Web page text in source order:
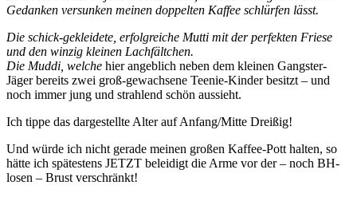
Gedanken versunken meinen doppelten Kaffee schlürfen lässt.
Die schick-gekleidete, erfolgreiche Mutti mit der perfekten Friese
und den winzig kleinen Lachfältchen.
Die Muddi, welche hier angeblich neben dem kleinen Gangster-
Jäger bereits zwei groß-gewachsene Teenie-Kinder besitzt – und
noch immer jung und strahlend schön aussieht.
Ich tippe das dargestellte Alter auf Anfang/Mitte Dreißig!
Und würde ich nicht gerade meinen großen Kaffee-Pott halten, so
hätte ich spätestens JETZT beleidigt die Arme vor der – noch BH-
losen – Brust verschränkt!